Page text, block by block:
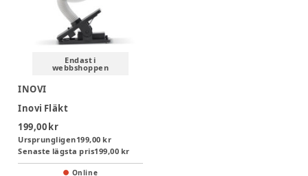
Endast i
webbshoppen
INOVI
Inovi Fläkt
199,00 kr
Ursprungligen199,00 kr
Senaste lägsta pris199,00 kr
Online